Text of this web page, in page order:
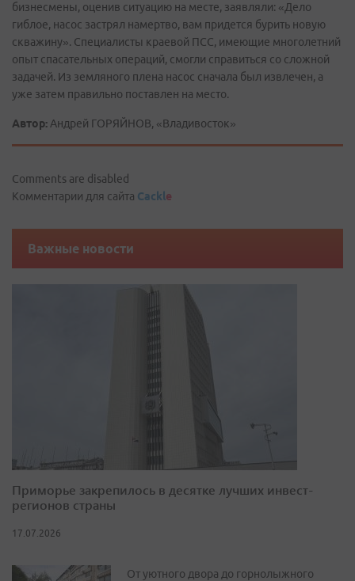
бизнесмены, оценив ситуацию на месте, заявляли: «Дело
гиблое, насос застрял намертво, вам придется бурить новую
скважину». Специалисты краевой ПСС, имеющие многолетний
опыт спасательных операций, смогли справиться со сложной
задачей. Из земляного плена насос сначала был извлечен, а
уже затем правильно поставлен на место.
Автор: Андрей ГОРЯЙНОВ, «Владивосток»
Comments are disabled
Комментарии для сайта Cackle
Важные новости
Приморье закрепилось в десятке лучших инвест-
регионов страны
17.07.2026
От уютного двора до горнолыжного